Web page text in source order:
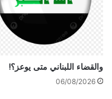
والقضاء اللبناني متى يوعز؟!
06/08/2026